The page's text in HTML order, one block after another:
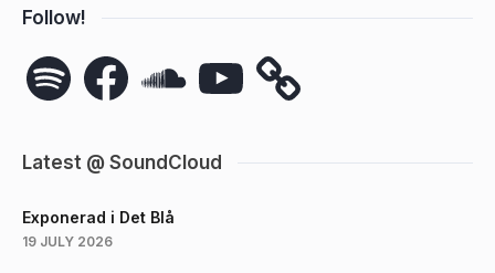
Follow!
Spotify FacebookSoundCloudYouTube
Latest @ SoundCloud
Exponerad i Det Blå
19 JULY 2026